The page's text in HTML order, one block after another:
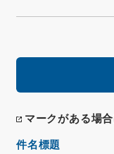
マークがある場
件名標題